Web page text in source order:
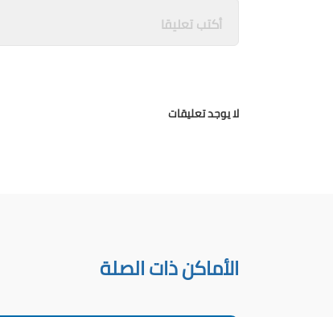
لا يوجد تعليقات
الأماكن ذات الصلة